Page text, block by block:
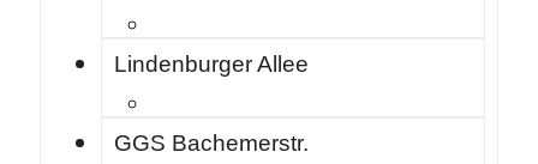
Lindenburger Allee
GGS Bachemerstr.